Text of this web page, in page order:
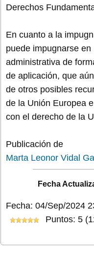
Derechos
En cuanto a la
puede impugnarse
administrativa de
de aplicación, que
de otros posibles
de la Unión Europea
con el derecho de la
Publicación de
Marta Leonor Vidal
Fecha
Fecha: 04/Sep/2024
Puntos: 5